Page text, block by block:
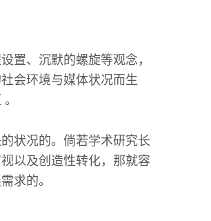
置、沉默的螺旋等观念，
会环境与媒体状况而生
状况的。倘若学术研究长
以及创造性转化，那就容
求的。